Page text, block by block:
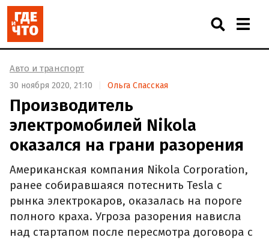
Авто и транспорт
30 ноября 2020, 21:10 Ольга Спасская
Производитель
электромобилей Nikola
оказался на грани разорения
Американская компания Nikola Corporation,
ранее собиравшаяся потеснить Tesla с
рынка электрокаров, оказалась на пороге
полного краха. Угроза разорения нависла
над стартапом после пересмотра договора с